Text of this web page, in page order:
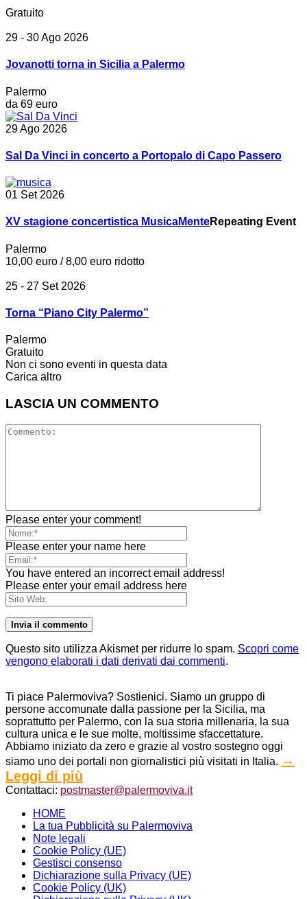
Gratuito
29 - 30 Ago 2026
Jovanotti torna in Sicilia a Palermo
Palermo
da 69 euro
29 Ago 2026
Sal Da Vinci in concerto a Portopalo di Capo Passero
01 Set 2026
XV stagione concertistica MusicaMenteRepeating Event
Palermo
10,00 euro / 8,00 euro ridotto
25 - 27 Set 2026
Torna “Piano City Palermo”
Palermo
Gratuito
Non ci sono eventi in questa data
Carica altro
LASCIA UN COMMENTO
Please enter your comment!
Please enter your name here
You have entered an incorrect email address!
Please enter your email address here
Questo sito utilizza Akismet per ridurre lo spam. Scopri come
vengono elaborati i dati derivati dai commenti.
Ti piace Palermoviva? Sostienici. Siamo un gruppo di
persone accomunate dalla passione per la Sicilia, ma
soprattutto per Palermo, con la sua storia millenaria, la sua
cultura unica e le sue molte, moltissime sfaccettature.
Abbiamo iniziato da zero e grazie al vostro sostegno oggi
siamo uno dei portali non giornalistici più visitati in Italia. →
Leggi di più
Contattaci: postmaster@palermoviva.it
HOME
La tua Pubblicità su Palermoviva
Note legali
Cookie Policy (UE)
Gestisci consenso
Dichiarazione sulla Privacy (UE)
Cookie Policy (UK)